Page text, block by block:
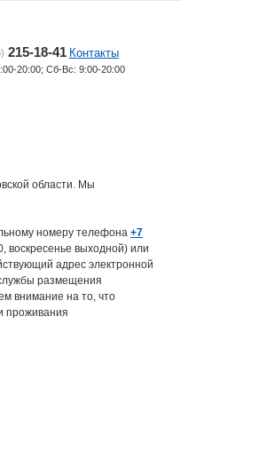
215-18-41 Контакты
20:00; Сб-Вс: 9:00-20:00
области. Мы
номеру телефона +7
воскресенье выходной) или
адрес электронной
размещения
внимание на то, что
проживания